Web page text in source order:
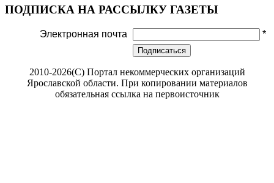
ПОДПИСКА НА РАССЫЛКУ ГАЗЕТЫ
Электронная почта *
Подписаться
2010-2026(С) Портал некоммерческих организаций
Ярославской области. При копировании материалов
обязательная ссылка на первоисточник